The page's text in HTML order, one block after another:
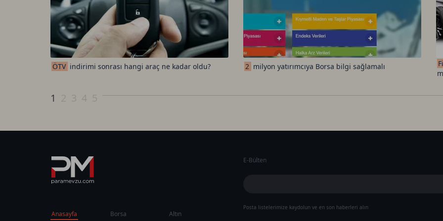
ÖTV indirimi sonrası hangi araç ne kadar oldu? 2 milyon yatırımcıya Borsa bilgi sağlamalı
1
Anasayfa Borsa Altın
E-Bülten
Posta listelerimize kaydolun ve en son haberleri alın